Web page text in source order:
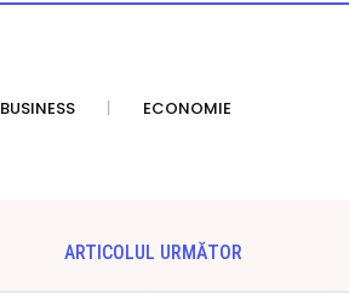
BUSINESS ECONOMIE
ARTICOLUL URMĂTOR